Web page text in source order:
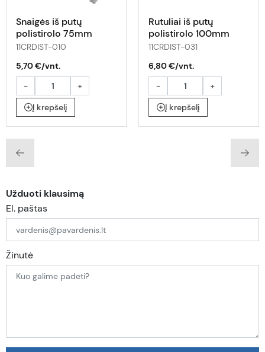
Snaigės iš putų
polistirolo 75mm
24vnt
11CRDIST-010
5,70 €/vnt.
-
+
Į krepšelį
Rutuliai iš putų
polistirolo 100mm
10vnt
11CRDIST-031
6,80 €/vnt.
-
+
Į krepšelį
Užduoti klausimą
El. paštas
Žinutė